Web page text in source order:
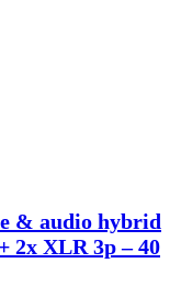
& audio hybrid
2x XLR 3p – 40